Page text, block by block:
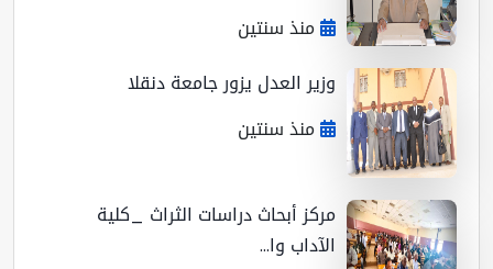
منذ سنتين
وزير العدل يزور جامعة دنقلا
منذ سنتين
مركز أبحاث دراسات الثراث _كلية
الآداب وا...